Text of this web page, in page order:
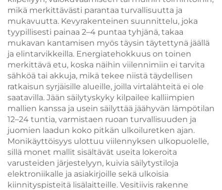
mikä merkittävästi parantaa turvallisuutta ja
mukavuutta. Kevyrakenteinen suunnittelu, joka
tyypillisesti painaa 2–4 puntaa tyhjänä, takaa
mukavan kantamisen myös täysin täytettynä jäällä
ja elintarvikkeilla. Energiatehokkuus on toinen
merkittävä etu, koska näihin viilennimiin ei tarvita
sähköä tai akkuja, mikä tekee niistä täydellisen
ratkaisun syrjäisille alueille, joilla virtalähteitä ei ole
saatavilla. Jään säilytyskyky kilpailee kalliimpien
mallien kanssa ja usein säilyttää jäähyvän lämpötilan
12–24 tuntia, varmistaen ruoan turvallisuuden ja
juomien laadun koko pitkän ulkoiluretken ajan.
Monikäyttöisyys ulottuu viilennyksen ulkopuolelle,
sillä monet mallit sisältävät useita lokeroita
varusteiden järjestelyyn, kuivia säilytystiloja
elektroniikalle ja asiakirjoille sekä ulkoisia
kiinnityspisteitä lisälaitteille. Vesitiivis rakenne